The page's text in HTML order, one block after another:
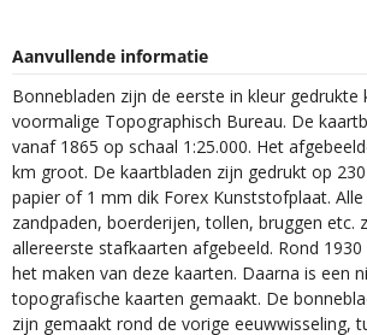
Aanvullende informatie
Bonnebladen zijn de eerste in kleur gedrukte
voormalige Topographisch Bureau. De
vanaf 1865 op schaal 1:25.000. Het
km groot. De kaartbladen zijn gedrukt op
papier of 1 mm dik Forex Kunststofplaat.
zandpaden, boerderijen, tollen, bruggen etc.
allereerste stafkaarten afgebeeld. Rond
het maken van deze kaarten. Daarna is een
topografische kaarten gemaakt. De
zijn gemaakt rond de vorige eeuwwisseling,